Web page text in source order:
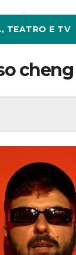
TEATRO E TV
cheng